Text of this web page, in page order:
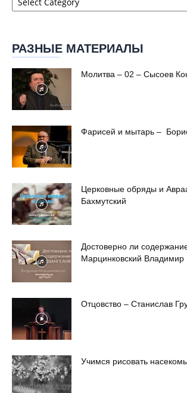
сайта
РАЗНЫЕ МАТЕРИАЛЫ
Молитва – 02 – Сысоев
Фарисей и мытарь –
Церковные обряды и
Бахмутский
Достоверно ли
Марцинковский Владимир
Отцовство – Станислав
Учимся рисовать